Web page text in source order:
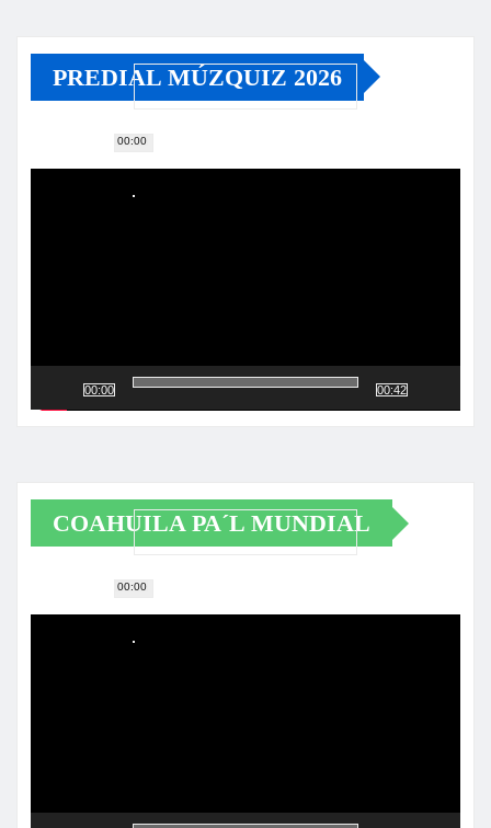
00:00
PREDIAL MÚZQUIZ 2026
Reproductor
00:00
00:00
00:42
COAHUILA PA´L MUNDIAL
Reproductor